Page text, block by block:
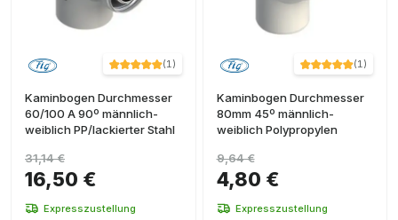
(1)
Kaminbogen Durchmesser
60/100 A 90º männlich-
weiblich PP/lackierter Stahl
16,50 €
31,14 €
Expresszustellung
(1)
Kaminbogen Durchmesser
80mm 45º männlich-
weiblich Polypropylen
4,80 €
9,64 €
Expresszustellung